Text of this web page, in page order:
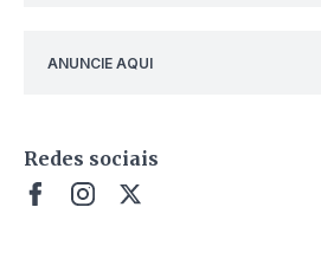
ANUNCIE AQUI
Redes sociais